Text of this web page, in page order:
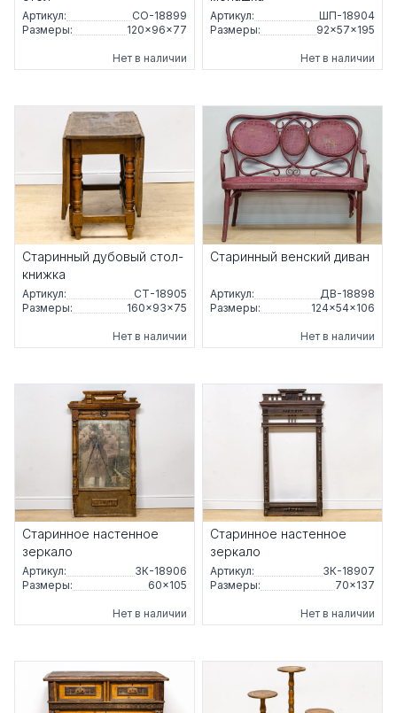
Артикул:
СО-18899
Размеры:
120×96×77
Нет в наличии
Артикул:
ШП-18904
Размеры:
92×57×195
Нет в наличии
Старинный дубовый стол-
книжка
Артикул:
СТ-18905
Размеры:
160×93×75
Нет в наличии
Старинный венский диван
Артикул:
ДВ-18898
Размеры:
124×54×106
Нет в наличии
Старинное настенное
зеркало
Артикул:
ЗК-18906
Размеры:
60×105
Нет в наличии
Старинное настенное
зеркало
Артикул:
ЗК-18907
Размеры:
70×137
Нет в наличии